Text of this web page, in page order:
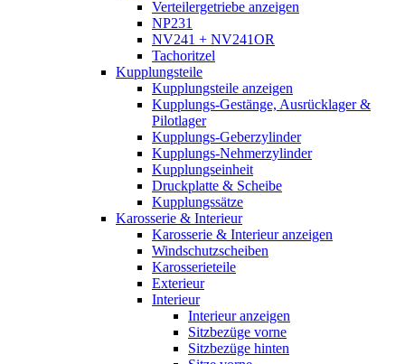
Verteilergetriebe anzeigen
NP231
NV241 + NV241OR
Tachoritzel
Kupplungsteile
Kupplungsteile anzeigen
Kupplungs-Gestänge, Ausrücklager &
Pilotlager
Kupplungs-Geberzylinder
Kupplungs-Nehmerzylinder
Kupplungseinheit
Druckplatte & Scheibe
Kupplungssätze
Karosserie & Interieur
Karosserie & Interieur anzeigen
Windschutzscheiben
Karosserieteile
Exterieur
Interieur
Interieur anzeigen
Sitzbezüge vorne
Sitzbezüge hinten